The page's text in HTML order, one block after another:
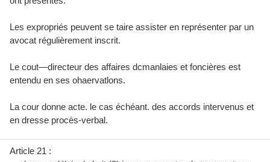
Les expropriés peuvent se taire assister en représenter par un
avocat régulièrement inscrit.
Le cout—directeur des affaires dcmanlaies et foncières est
entendu en ses ohaervatlons.
La cour donne acte. le cas échéant. des accords intervenus et
en dresse procès-verbal.
Article 21 :